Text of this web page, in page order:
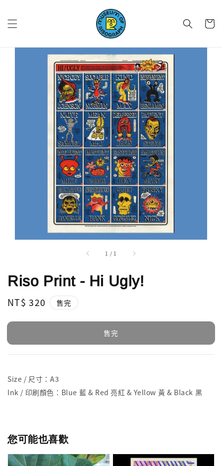
1 / 1
Riso Print - Hi Ugly!
Regular
NT$ 320 售完
售完
Size / 尺寸：A3
Ink / 印刷顏色：Blue 藍 & Red 亮紅 & Yellow 黃 & Black 黑
您可能也喜歡